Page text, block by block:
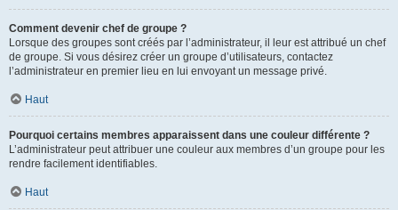
Comment devenir chef de groupe ?
Lorsque des groupes sont créés par l’administrateur, il leur est attribué un chef
de groupe. Si vous désirez créer un groupe d’utilisateurs, contactez
l’administrateur en premier lieu en lui envoyant un message privé.
Haut
Pourquoi certains membres apparaissent dans une couleur différente ?
L’administrateur peut attribuer une couleur aux membres d’un groupe pour les
rendre facilement identifiables.
Haut